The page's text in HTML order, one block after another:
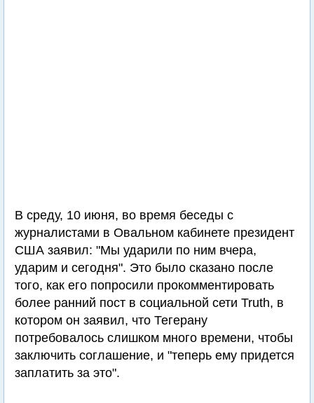
В среду, 10 июня, во время беседы с
журналистами в Овальном кабинете президент
США заявил: "Мы ударили по ним вчера,
ударим и сегодня". Это было сказано после
того, как его попросили прокомментировать
более ранний пост в социальной сети Truth, в
котором он заявил, что Тегерану
потребовалось слишком много времени, чтобы
заключить соглашение, и "теперь ему придется
заплатить за это".